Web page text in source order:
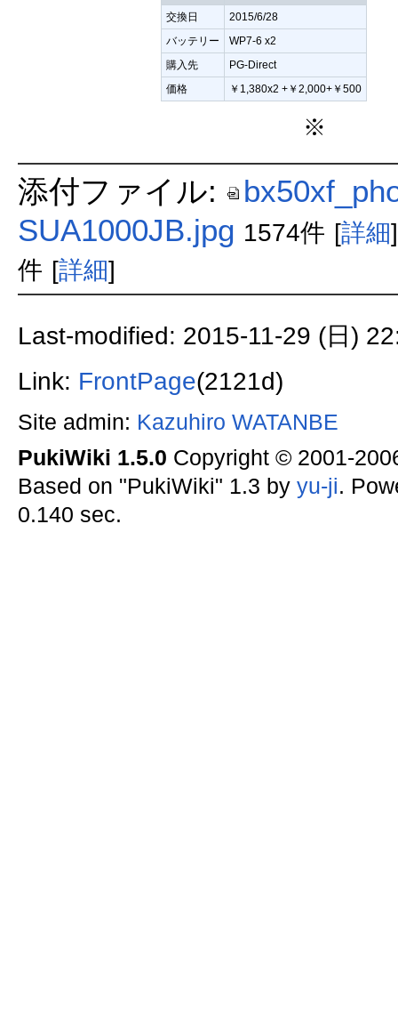
交換日 2015/6/28
バッテリー WP7-6 x2
購入先 PG-Direct
価格 ￥1,380x2 +￥2,000+￥500
※
添付ファイル:
SUA1000JB.jpg 1574件 [詳細]
件 [詳細]
Last-modified: 2015-11-29 (日)
Link: FrontPage(2121d)
Site admin: Kazuhiro WATANBE
PukiWiki 1.5.0 Copyright © 2001-
Based on "PukiWiki" 1.3 by yu-ji.
0.140 sec.